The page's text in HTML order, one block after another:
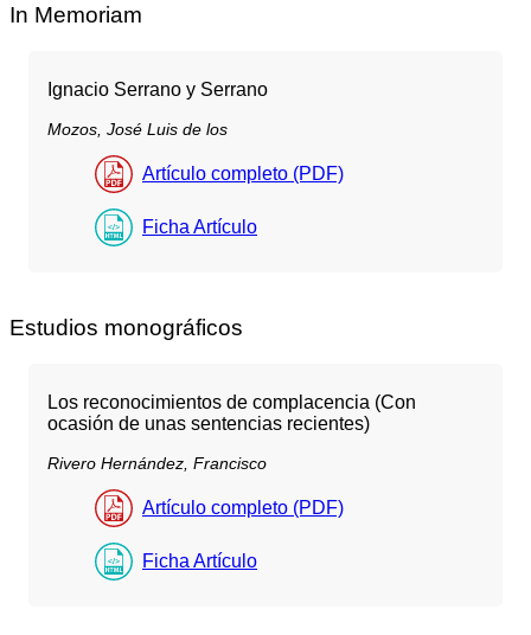
In Memoriam
Ignacio Serrano y Serrano
Mozos, José Luis de los
Artículo completo (PDF)
Ficha Artículo
Estudios monográficos
Los reconocimientos de complacencia (Con
ocasión de unas sentencias recientes)
Rivero Hernández, Francisco
Artículo completo (PDF)
Ficha Artículo